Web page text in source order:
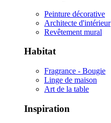
Peinture décorative
Architecte d'intérieur
Revêtement mural
Habitat
Fragrance - Bougie
Linge de maison
Art de la table
Inspiration